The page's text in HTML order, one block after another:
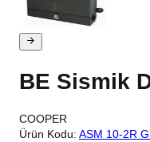
BE Sismik
COOPER
Ürün Kodu: ASM 10-2R